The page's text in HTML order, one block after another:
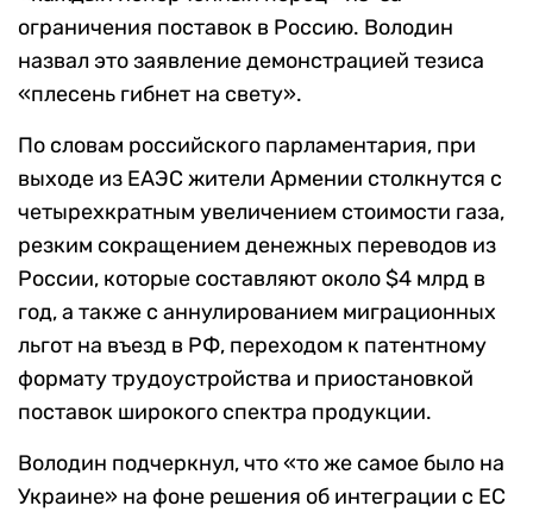
ограничения поставок в Россию. Володин
назвал это заявление демонстрацией тезиса
«плесень гибнет на свету».
По словам российского парламентария, при
выходе из ЕАЭС жители Армении столкнутся с
четырехкратным увеличением стоимости газа,
резким сокращением денежных переводов из
России, которые составляют около $4 млрд в
год, а также с аннулированием миграционных
льгот на въезд в РФ, переходом к патентному
формату трудоустройства и приостановкой
поставок широкого спектра продукции.
Володин подчеркнул, что «то же самое было на
Украине» на фоне решения об интеграции с ЕС